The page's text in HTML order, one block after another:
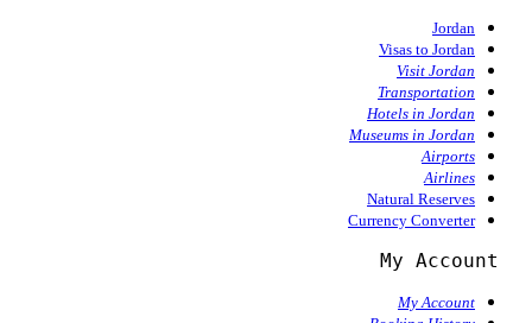
Jordan
Visas to Jordan
Visit Jordan
Transportation
Hotels in Jordan
Museums in Jordan
Airports
Airlines
Natural Reserves
Currency Converter
My Account